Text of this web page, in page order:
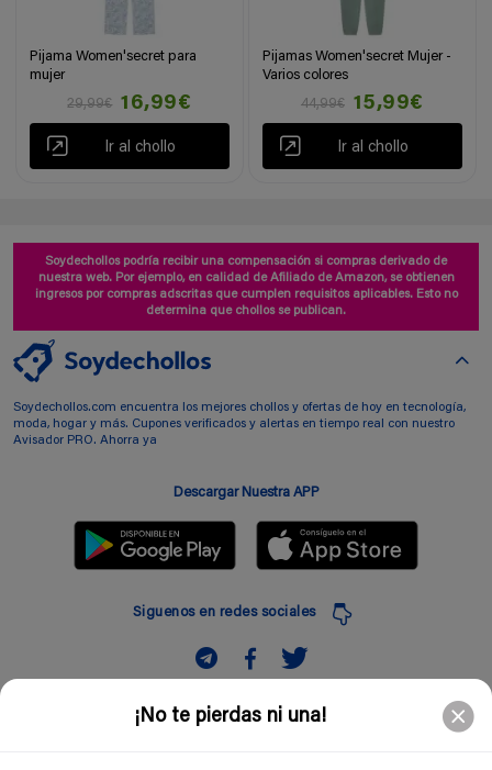
¡No te pierdas ni una!
Pijama Women'secret para
mujer
29,99€
16,99€
Ir al chollo
Pijamas Women'secret Mujer -
Varios colores
44,99€
15,99€
Ir al chollo
Soydechollos podría recibir una compensación si compras derivado de
nuestra web. Por ejemplo, en calidad de Afiliado de Amazon, se obtienen
ingresos por compras adscritas que cumplen requisitos aplicables. Esto no
determina que chollos se publican.
Soydechollos.com encuentra los mejores chollos y ofertas de hoy en tecnología,
moda, hogar y más. Cupones verificados y alertas en tiempo real con nuestro
Avisador PRO. Ahorra ya
Descargar Nuestra APP
Siguenos en redes sociales
Suscribir